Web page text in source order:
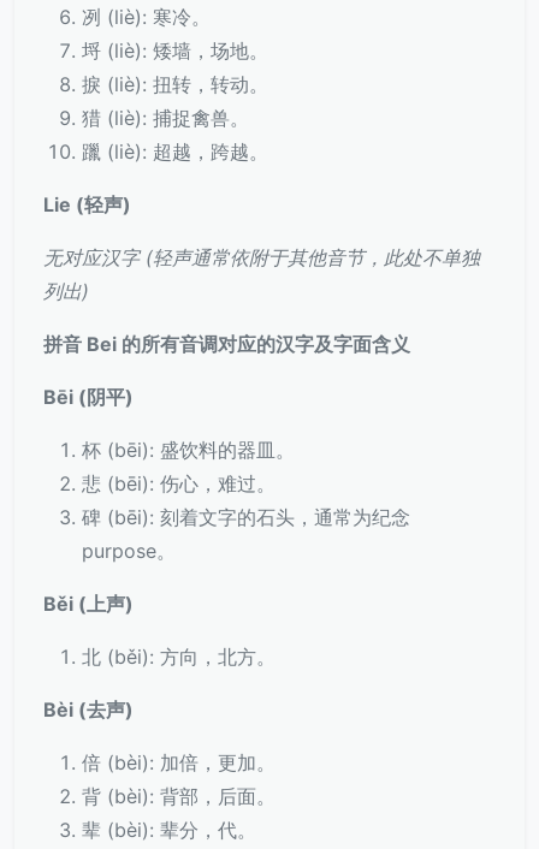
冽 (liè): 寒冷。
埒 (liè): 矮墙，场地。
捩 (liè): 扭转，转动。
猎 (liè): 捕捉禽兽。
躐 (liè): 超越，跨越。
Lie (轻声)
无对应汉字 (轻声通常依附于其他音节，此处不单独
列出)
拼音 Bei 的所有音调对应的汉字及字面含义
Bēi (阴平)
杯 (bēi): 盛饮料的器皿。
悲 (bēi): 伤心，难过。
碑 (bēi): 刻着文字的石头，通常为纪念
purpose。
Běi (上声)
北 (běi): 方向，北方。
Bèi (去声)
倍 (bèi): 加倍，更加。
背 (bèi): 背部，后面。
辈 (bèi): 辈分，代。